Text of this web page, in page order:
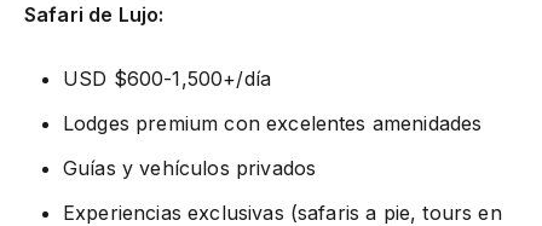
Safari de Lujo:
USD $600-1,500+/día
Lodges premium con excelentes amenidades
Guías y vehículos privados
Experiencias exclusivas (safaris a pie, tours en